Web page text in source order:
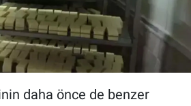
daha önce de benzer